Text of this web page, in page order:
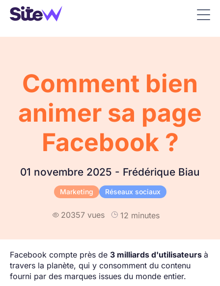
Comment bien
animer sa page
Facebook ?
01 novembre 2025 - Frédérique Biau
Marketing Réseaux sociaux
 20357 vues 12 minutes
Facebook compte près de 3 milliards d'utilisateurs à
travers la planète, qui y consomment du contenu
fourni par des marques issues du monde entier.